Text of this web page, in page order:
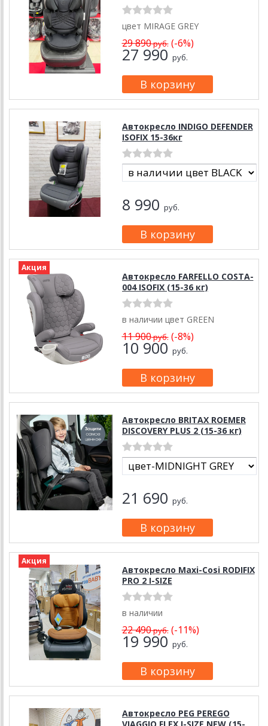
цвет MIRAGE GREY
29 890руб.(-6%)
27 990руб.
Автокресло INDIGO DEFENDER
ISOFIX 15-36кг
8 990 руб.
Акция
Автокресло FARFELLO COSTA-
004 ISOFIX (15-36 кг)
в наличии цвет GREEN
11 900руб.(-8%)
10 900руб.
Автокресло BRITAX ROEMER
DISCOVERY PLUS 2 (15-36 кг)
21 690 руб.
Акция
Автокресло Maxi-Cosi RODIFIX
PRO 2 I-SIZE
в наличии
22 490руб.(-11%)
19 990руб.
Автокресло PEG PEREGO